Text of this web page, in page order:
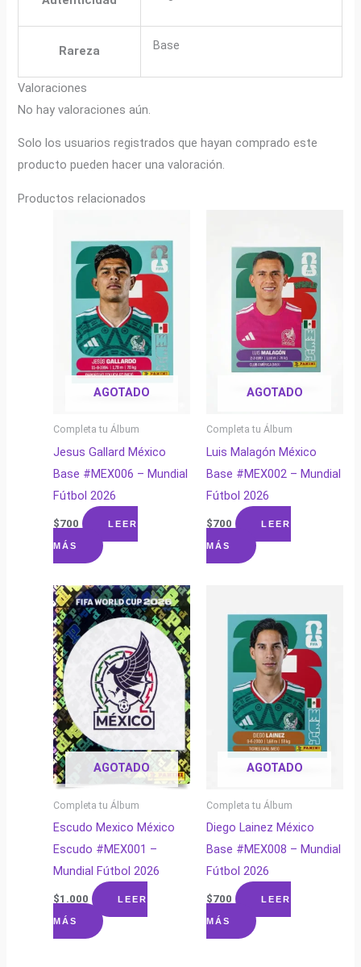
Rareza Base
Valoraciones
No hay valoraciones aún.
Solo los usuarios registrados que hayan comprado este
producto pueden hacer una valoración.
Productos relacionados
AGOTADO
Completa tu Álbum
Jesus Gallard México
Base #MEX006 – Mundial
Fútbol 2026
$700 LEER
MÁS
AGOTADO
Completa tu Álbum
Luis Malagón México
Base #MEX002 – Mundial
Fútbol 2026
$700 LEER
MÁS
AGOTADO
Completa tu Álbum
Escudo Mexico México
Escudo #MEX001 –
Mundial Fútbol 2026
$1.000 LEER
MÁS
AGOTADO
Completa tu Álbum
Diego Lainez México
Base #MEX008 – Mundial
Fútbol 2026
$700 LEER
MÁS